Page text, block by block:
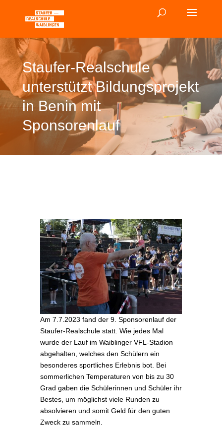
Staufer-Realschule
unterstützt Bildungsprojekt
in Benin mit
Sponsorenlauf
Am 7.7.2023 fand der 9. Sponsorenlauf der
Staufer-Realschule statt. Wie jedes Mal
wurde der Lauf im Waiblinger VFL-Stadion
abgehalten, welches den Schülern ein
besonderes sportliches Erlebnis bot. Bei
sommerlichen Temperaturen von bis zu 30
Grad gaben die Schülerinnen und Schüler ihr
Bestes, um möglichst viele Runden zu
absolvieren und somit Geld für den guten
Zweck zu sammeln.